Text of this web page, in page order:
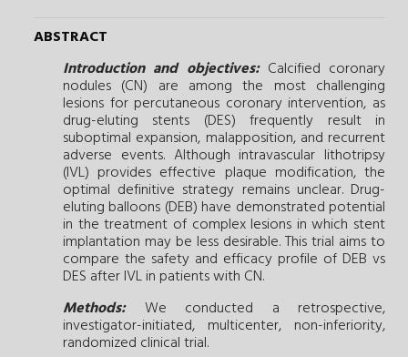
ABSTRACT
Introduction and objectives:Calcified coronary
nodules (CN) are among the most challenging
lesions for percutaneous coronary intervention, as
drug-eluting stents (DES) frequently result in
suboptimal expansion, malapposition, and recurrent
adverse events. Although intravascular lithotripsy
(IVL) provides effective plaque modification, the
optimal definitive strategy remains unclear. Drug-
eluting balloons (DEB) have demonstrated potential
in the treatment of complex lesions in which stent
implantation may be less desirable. This trial aims to
compare the safety and efficacy profile of DEB vs
DES after IVL in patients with CN.
Methods:We conducted a retrospective,
investigator-initiated, multicenter, non-inferiority,
randomized clinical trial.